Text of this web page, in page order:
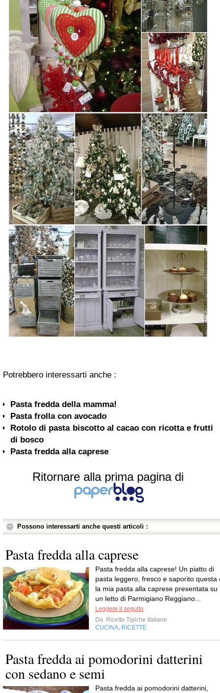
Potrebbero interessarti anche :
Pasta fredda della mamma!
Pasta frolla con avocado
Rotolo di pasta biscotto al cacao con ricotta e frutti
di bosco
Pasta fredda alla caprese
Ritornare alla prima pagina di
Possono interessarti anche questi articoli :
Pasta fredda alla caprese
Pasta fredda alla caprese! Un piatto di
pasta leggero, fresco e saporito questa
la mia pasta alla caprese presentata su
un letto di Parmigiano Reggiano...
Leggere il seguito
Da Ricette Tipiche Italiane
CUCINA RICETTE
Pasta fredda ai pomodorini datterini
con sedano e semi
Pasta fredda ai pomodorini datterini,